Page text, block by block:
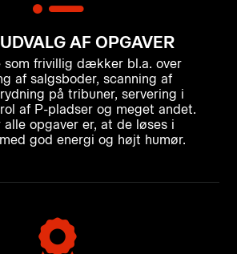
AF OPGAVER
som frivillig dækker bl.a. over
af salgsboder, scanning af
på tribuner, servering i
af P-pladser og meget andet.
opgaver er, at de løses i
god energi og højt humør.